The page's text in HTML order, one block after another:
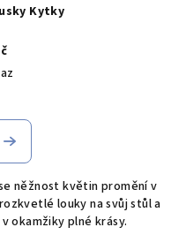
Kytky
něžnost květin promění v
louky na svůj stůl a
okamžiky plné krásy.